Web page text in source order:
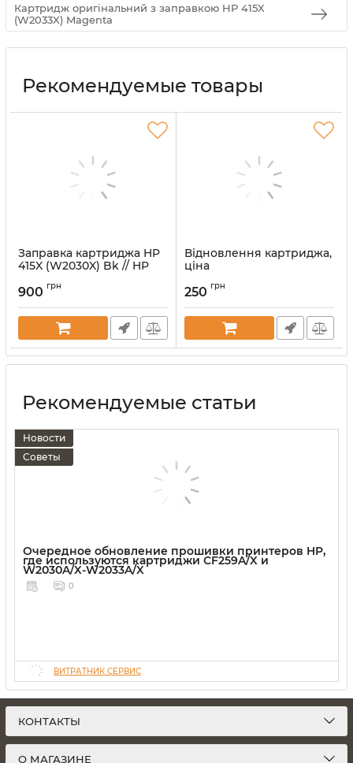
Картридж оригінальний з заправкою HP 415X
(W2033X) Magenta
Рекомендуемые товары
Заправка картриджа HP
415X (W2030X) Bk // HP
M480
Артикул:OZK-W2030X
900 грн
Відновлення картриджа,
ціна
250 грн
Рекомендуемые статьи
Новости
Советы
Очередное обновление прошивки принтеров HP,
где используются картриджи CF259A/X и
W2030A/X-W2033A/X
0
ВИТРАТНИК СЕРВИС
КОНТАКТЫ
О МАГАЗИНЕ